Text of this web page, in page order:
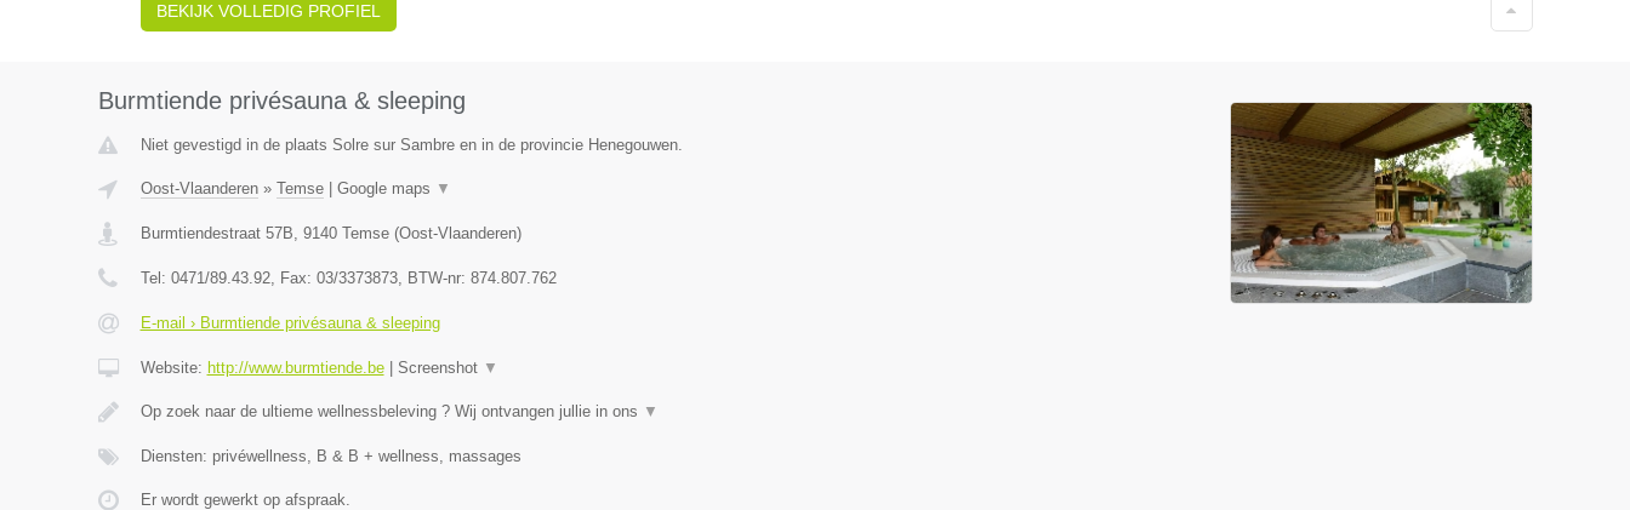
BEKIJK VOLLEDIG PROFIEL
Burmtiende privésauna & sleeping
Niet gevestigd in de plaats Solre sur Sambre en in de provincie Henegouwen.
Oost-Vlaanderen» Temse| Google maps ▼
Burmtiendestraat 57B, 9140 Temse(Oost-Vlaanderen)
Tel: 0471/89.43.92, Fax: 03/3373873, BTW-nr: 874.807.762
E-mail › Burmtiende privésauna & sleeping
Website: http://www.burmtiende.be| Screenshot ▼
Op zoek naar de ultieme wellnessbeleving ? Wij ontvangen jullie in ons ▼
Diensten: privéwellness, B & B + wellness, massages
Er wordt gewerkt op afspraak.